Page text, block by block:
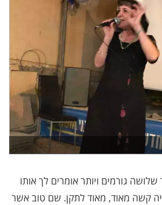
גורמים ויותר אומרים לך אותו
קשה מאוד, מאוד לתקן. שם טוב אשר